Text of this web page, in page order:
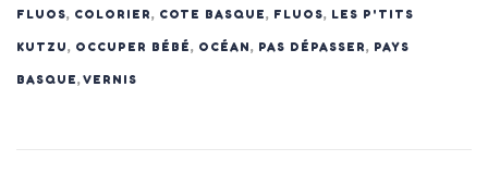
FLUOS, COLORIER, COTE BASQUE, FLUOS, LES P'TITS
KUTZU, OCCUPER BÉBÉ, OCÉAN, PAS DÉPASSER, PAYS
BASQUE, VERNIS